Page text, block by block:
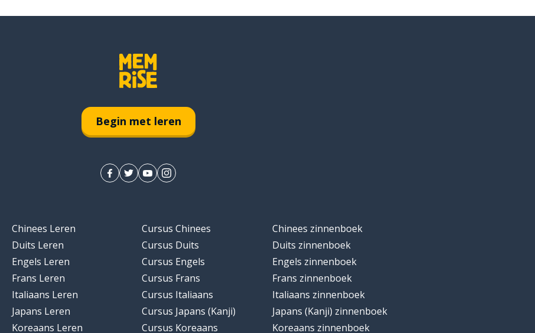
Begin met leren
Chinees Leren
Duits Leren
Engels Leren
Frans Leren
Italiaans Leren
Japans Leren
Koreaans Leren
Cursus Chinees
Cursus Duits
Cursus Engels
Cursus Frans
Cursus Italiaans
Cursus Japans (Kanji)
Cursus Koreaans
Chinees zinnenboek
Duits zinnenboek
Engels zinnenboek
Frans zinnenboek
Italiaans zinnenboek
Japans (Kanji) zinnenboek
Koreaans zinnenboek